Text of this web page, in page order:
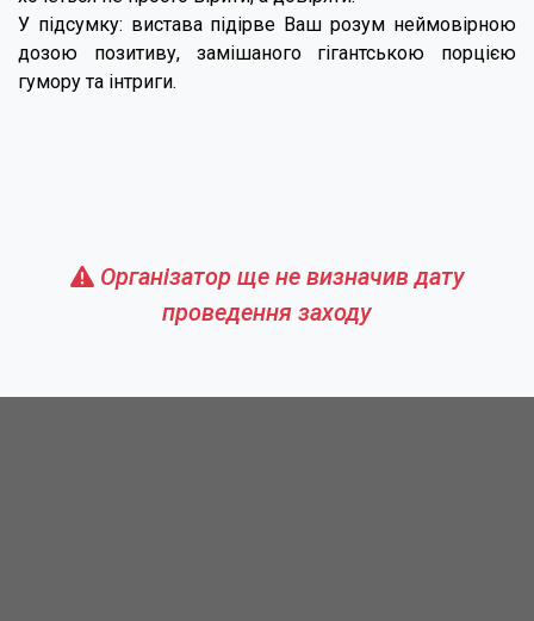
У підсумку: вистава підірве Ваш розум неймовірною
дозою позитиву, замішаного гігантською порцією
гумору та інтриги.
Організатор ще не визначив дату
проведення заходу